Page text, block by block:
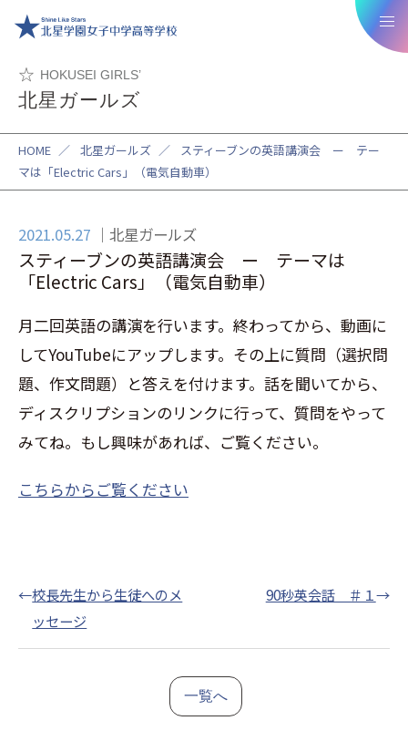
HOKUSEI GIRLS’
北星ガールズ
HOME ／ 北星ガールズ ／
スティーブンの英語講演会 ー テー
マは「Electric Cars」（電気自動車）
2021.05.27 北星ガールズ
スティーブンの英語講演会 ー テーマは
「Electric Cars」（電気自動車）
月二回英語の講演を行います。終わってから、動画に
してYouTubeにアップします。その上に質問（選択問
題、作文問題）と答えを付けます。話を聞いてから、
ディスクリプションのリンクに行って、質問をやって
みてね。もし興味があれば、ご覧ください。
こちらからご覧ください
←校長先生から生徒へのメ
ッセージ
90秒英会話 ＃１→
一覧へ